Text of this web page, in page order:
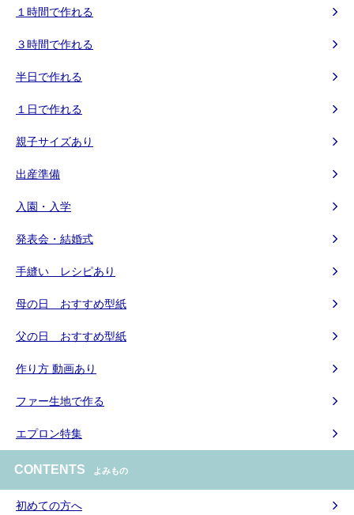
１時間で作れる
３時間で作れる
半日で作れる
１日で作れる
親子サイズあり
出産準備
入園・入学
発表会・結婚式
手縫い レシピあり
母の日 おすすめ型紙
父の日 おすすめ型紙
作り方 動画あり
ファー生地で作る
エプロン特集
CONTENTS よみもの
初めての方へ